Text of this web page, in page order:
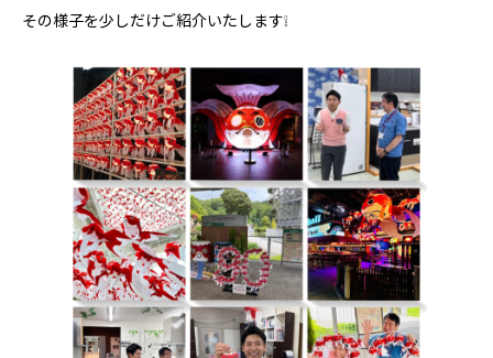
その様子を少しだけご紹介いたします❕